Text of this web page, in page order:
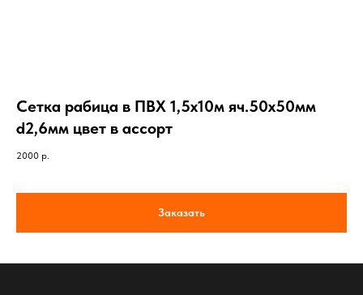
Сетка рабица в ПВХ 1,5х10м яч.50х50мм
d2,6мм цвет в ассорт
2000 р.
Заказать